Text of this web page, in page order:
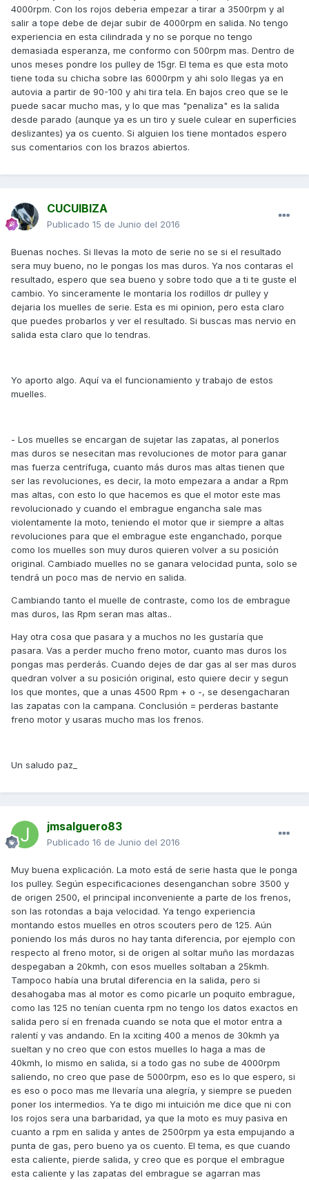
4000rpm. Con los rojos deberia empezar a tirar a 3500rpm y al
salir a tope debe de dejar subir de 4000rpm en salida. No tengo
experiencia en esta cilindrada y no se porque no tengo
demasiada esperanza, me conformo con 500rpm mas. Dentro de
unos meses pondre los pulley de 15gr. El tema es que esta moto
tiene toda su chicha sobre las 6000rpm y ahi solo llegas ya en
autovia a partir de 90-100 y ahi tira tela. En bajos creo que se le
puede sacar mucho mas, y lo que mas "penaliza" es la salida
desde parado (aunque ya es un tiro y suele culear en superficies
deslizantes) ya os cuento. Si alguien los tiene montados espero
sus comentarios con los brazos abiertos.
CUCUIBIZA
Publicado 15 de Junio del 2016
Buenas noches. Si llevas la moto de serie no se si el resultado
sera muy bueno, no le pongas los mas duros. Ya nos contaras el
resultado, espero que sea bueno y sobre todo que a ti te guste el
cambio. Yo sinceramente le montaria los rodillos dr pulley y
dejaria los muelles de serie. Esta es mi opinion, pero esta claro
que puedes probarlos y ver el resultado. Si buscas mas nervio en
salida esta claro que lo tendras.
Yo aporto algo. Aquí va el funcionamiento y trabajo de estos
muelles.
- Los muelles se encargan de sujetar las zapatas, al ponerlos
mas duros se nesecitan mas revoluciones de motor para ganar
mas fuerza centrífuga, cuanto más duros mas altas tienen que
ser las revoluciones, es decir, la moto empezara a andar a Rpm
mas altas, con esto lo que hacemos es que el motor este mas
revolucionado y cuando el embrague engancha sale mas
violentamente la moto, teniendo el motor que ir siempre a altas
revoluciones para que el embrague este enganchado, porque
como los muelles son muy duros quieren volver a su posición
original. Cambiado muelles no se ganara velocidad punta, solo se
tendrá un poco mas de nervio en salida.
Cambiando tanto el muelle de contraste, como los de embrague
mas duros, las Rpm seran mas altas..
Hay otra cosa que pasara y a muchos no les gustaría que
pasara. Vas a perder mucho freno motor, cuanto mas duros los
pongas mas perderás. Cuando dejes de dar gas al ser mas duros
quedran volver a su posición original, esto quiere decir y segun
los que montes, que a unas 4500 Rpm + o -, se desengacharan
las zapatas con la campana. Conclusión = perderas bastante
freno motor y usaras mucho mas los frenos.
Un saludo paz_
jmsalguero83
Publicado 16 de Junio del 2016
Muy buena explicación. La moto está de serie hasta que le ponga
los pulley. Según especificaciones desenganchan sobre 3500 y
de origen 2500, el principal inconveniente a parte de los frenos,
son las rotondas a baja velocidad. Ya tengo experiencia
montando estos muelles en otros scouters pero de 125. Aún
poniendo los más duros no hay tanta diferencia, por ejemplo con
respecto al freno motor, si de origen al soltar muño las mordazas
despegaban a 20kmh, con esos muelles soltaban a 25kmh.
Tampoco había una brutal diferencia en la salida, pero si
desahogaba mas al motor es como picarle un poquito embrague,
como las 125 no tenían cuenta rpm no tengo los datos exactos en
salida pero sí en frenada cuando se nota que el motor entra a
ralentí y vas andando. En la xciting 400 a menos de 30kmh ya
sueltan y no creo que con estos muelles lo haga a mas de
40kmh, lo mismo en salida, si a todo gas no sube de 4000rpm
saliendo, no creo que pase de 5000rpm, eso es lo que espero, si
es eso o poco mas me llevaría una alegría, y siempre se pueden
poner los intermedios. Ya te digo mi intuición me dice que ni con
los rojos sera una barbaridad, ya que la moto es muy pasiva en
cuanto a rpm en salida y antes de 2500rpm ya esta empujando a
punta de gas, pero bueno ya os cuento. El tema, es que cuando
esta caliente, pierde salida, y creo que es porque el embrague
esta caliente y las zapatas del embrague se agarran mas